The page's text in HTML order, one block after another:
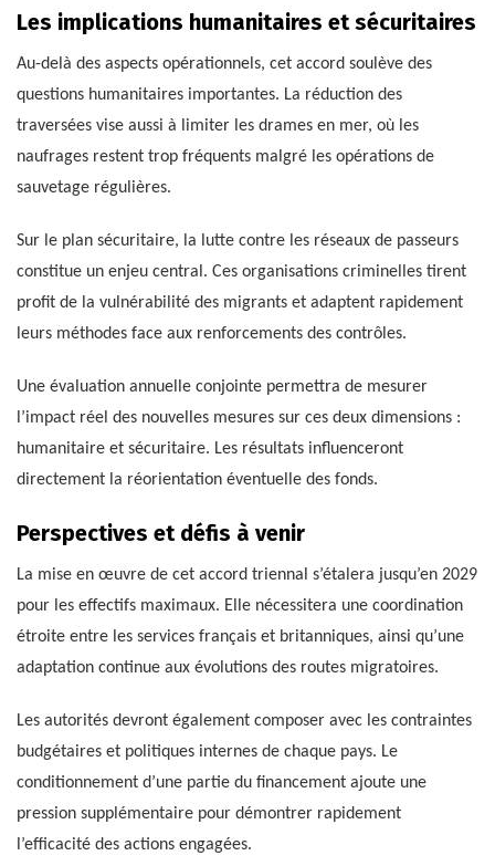
Les implications humanitaires et sécuritaires
Au-delà des aspects opérationnels, cet accord soulève des
questions humanitaires importantes. La réduction des
traversées vise aussi à limiter les drames en mer, où les
naufrages restent trop fréquents malgré les opérations de
sauvetage régulières.
Sur le plan sécuritaire, la lutte contre les réseaux de passeurs
constitue un enjeu central. Ces organisations criminelles tirent
profit de la vulnérabilité des migrants et adaptent rapidement
leurs méthodes face aux renforcements des contrôles.
Une évaluation annuelle conjointe permettra de mesurer
l’impact réel des nouvelles mesures sur ces deux dimensions :
humanitaire et sécuritaire. Les résultats influenceront
directement la réorientation éventuelle des fonds.
Perspectives et défis à venir
La mise en œuvre de cet accord triennal s’étalera jusqu’en 2029
pour les effectifs maximaux. Elle nécessitera une coordination
étroite entre les services français et britanniques, ainsi qu’une
adaptation continue aux évolutions des routes migratoires.
Les autorités devront également composer avec les contraintes
budgétaires et politiques internes de chaque pays. Le
conditionnement d’une partie du financement ajoute une
pression supplémentaire pour démontrer rapidement
l’efficacité des actions engagées.